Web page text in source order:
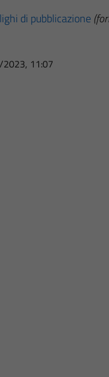
di pubblicazione
11:07